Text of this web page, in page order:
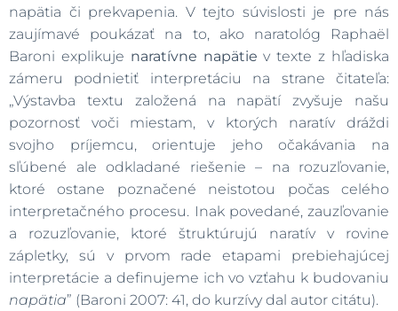
napätia či prekvapenia. V tejto súvislosti je pre nás
zaujímavé poukázať na to, ako naratológ Raphaël
Baroni explikuje naratívne napätie v texte z hľadiska
zámeru podnietiť interpretáciu na strane čitateľa:
„Výstavba textu založená na napätí zvyšuje našu
pozornosť voči miestam, v ktorých naratív dráždi
svojho príjemcu, orientuje jeho očakávania na
sľúbené ale odkladané riešenie – na rozuzľovanie,
ktoré ostane poznačené neistotou počas celého
interpretačného procesu. Inak povedané, zauzľovanie
a rozuzľovanie, ktoré štruktúrujú naratív v rovine
zápletky, sú v prvom rade etapami prebiehajúcej
interpretácie a definujeme ich vo vzťahu k budovaniu
napätia” (Baroni 2007: 41, do kurzívy dal autor citátu).